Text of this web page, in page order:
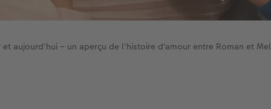
et aujourd'hui – un aperçu de l'histoire d'amour entre Roman et